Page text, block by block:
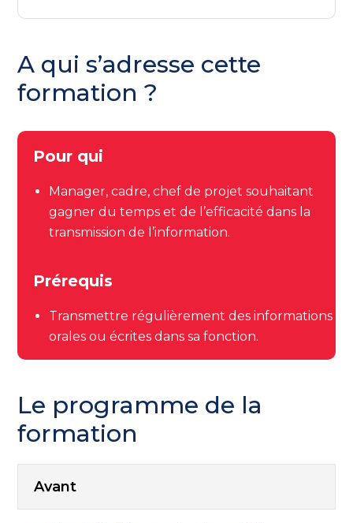
A qui s’adresse cette
formation ?
Pour qui
Manager, cadre, chef de projet souhaitant
gagner du temps et de l’efficacité dans la
transmission de l’information.
Prérequis
Transmettre régulièrement des informations
orales ou écrites dans sa fonction.
Le programme de la
formation
Avant